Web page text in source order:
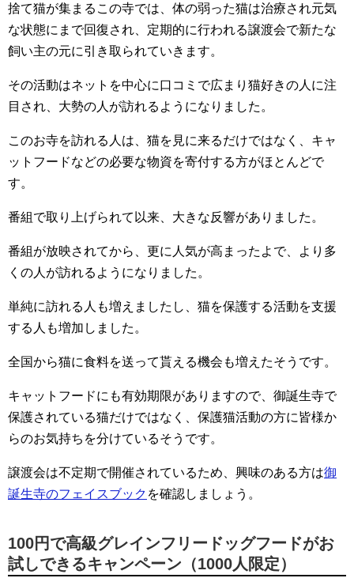
捨て猫が集まるこの寺では、体の弱った猫は治療され元気
な状態にまで回復され、定期的に行われる譲渡会で新たな
飼い主の元に引き取られていきます。
その活動はネットを中心に口コミで広まり猫好きの人に注
目され、大勢の人が訪れるようになりました。
このお寺を訪れる人は、猫を見に来るだけではなく、キャ
ットフードなどの必要な物資を寄付する方がほとんどで
す。
番組で取り上げられて以来、大きな反響がありました。
番組が放映されてから、更に人気が高まったよで、より多
くの人が訪れるようになりました。
単純に訪れる人も増えましたし、猫を保護する活動を支援
する人も増加しました。
全国から猫に食料を送って貰える機会も増えたそうです。
キャットフードにも有効期限がありますので、御誕生寺で
保護されている猫だけではなく、保護猫活動の方に皆様か
らのお気持ちを分けているそうです。
譲渡会は不定期で開催されているため、興味のある方は御
誕生寺のフェイスブック を確認しましょう。
100円で高級グレインフリードッグフードがお
試しできるキャンペーン（1000人限定）